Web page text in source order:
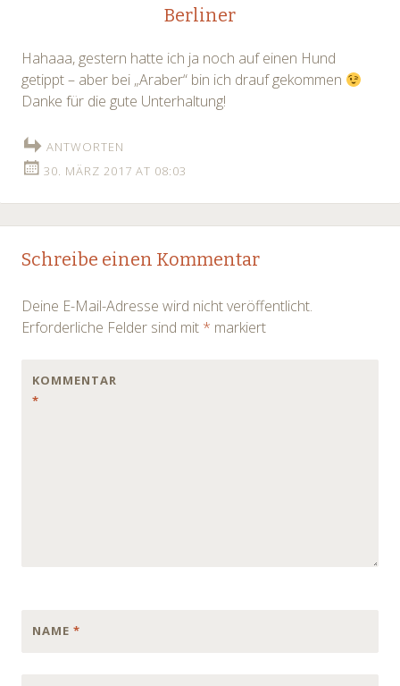
Berliner
Hahaaa, gestern hatte ich ja noch auf einen Hund
getippt – aber bei „Araber“ bin ich drauf gekommen
Danke für die gute Unterhaltung!
ANTWORTEN
30. MÄRZ 2017 AT 08:03
Schreibe einen Kommentar
Deine E-Mail-Adresse wird nicht veröffentlicht.
Erforderliche Felder sind mit * markiert
KOMMENTAR
*
NAME *